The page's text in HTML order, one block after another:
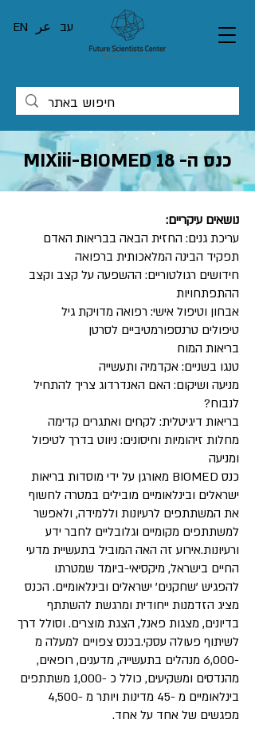
EN عر עב
כנס ה- 18 MIXiii-BIOMED
נושאים עיקריים:
עריכת גנים: החזית הבאה בבריאות האדם
תפקיד הבינה המלאכותית ברפואה
חידושים רגולטוריים: ההשפעה על קצב וקצב
ההתפתחויות
אבחון וטיפול אישי: רפואה מדויקת גיל
טיפולים טרנספורמטיביים לסרטן
בריאות המוח
טנגו בשניים: אקדמיה ותעשייה
מניעה ושיקום: האם האנדרדוג צריך להתחיל
לנבוח?
בריאות דיגיטלית: לקחים ואתגרים קדימה
מחלות זיהומיות וחיסונים: ניווט בדרך לטיפול
ומניעה
כנס BIOMED מאורגן על ידי מוסדות בריאות
ישראלים ובינלאומיים מובילים במטרה לחשוף
את המשתתפים לרעיונות וללמידה, ולאפשר
למשתתפים מקומיים וגלובליים לחבר ידע
ורעיונות.אירוע זה האה המוביל בתעשיית מדעי
החיים בישראל, מיקסיאי-ביומד שמטרתו
להפגיש 'שחקנים' ישראלים ובינלאומיים. הכנס
מציג הזדמנות ייחודית ומרגשת להשתתף
בדיונים, מצגות פאנל, הצגת מוצרים. וסולל דרך
לשיתוף פעולה עסקי.בכנס צפויים למעלה מ
-6,000 מנהלים בתעשייה, מדענים, רופאים,
מהנדסים ומשקיעים, כולל כ -1,000 משתתפים
בינלאומיים מ -45 מדינות ויותר מ -4,500
מפגשים של אחד על אחד.